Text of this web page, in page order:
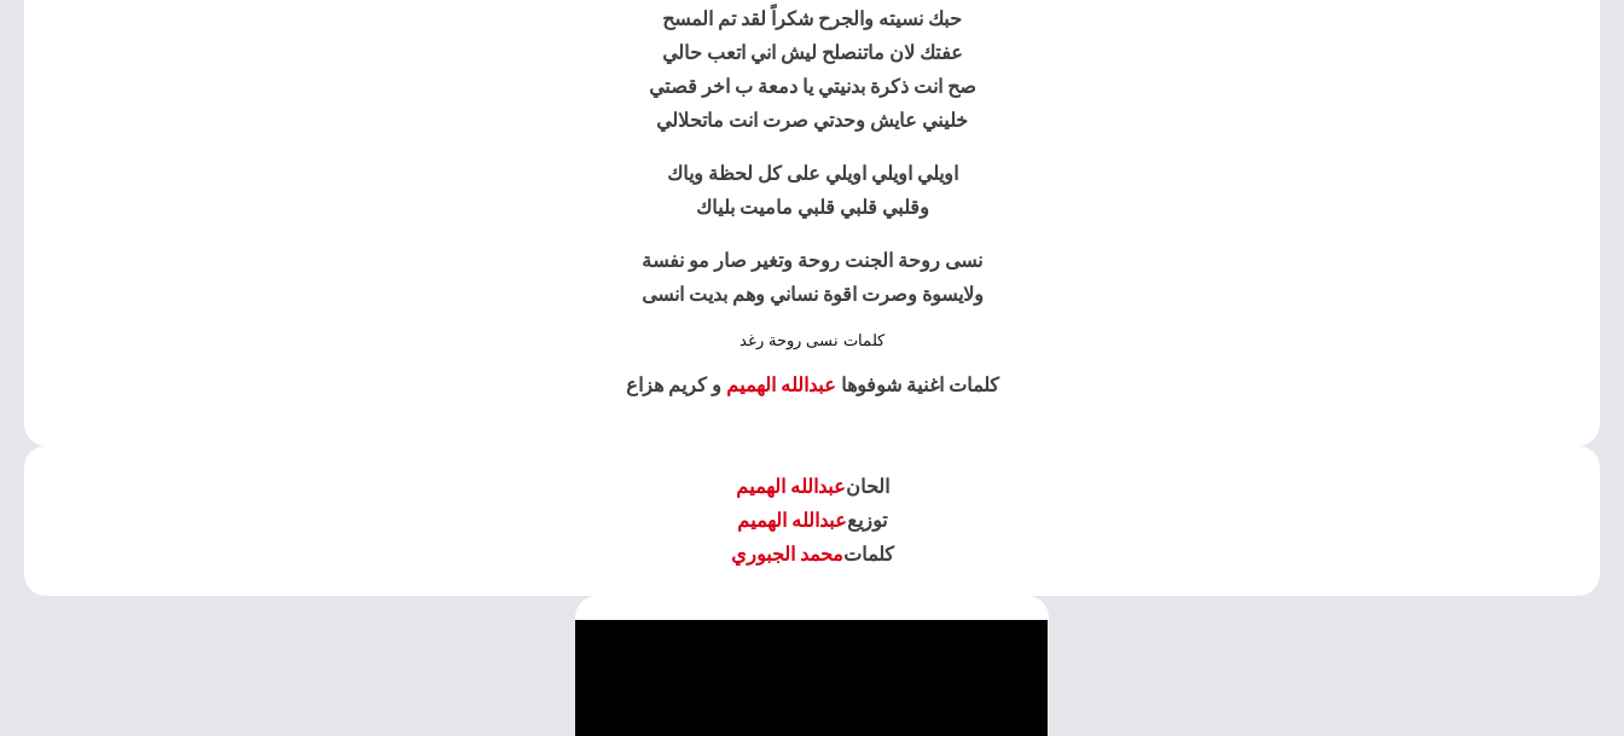
حبك نسيته والجرح شكراً لقد تم المسح
عفتك لان ماتنصلح ليش اني اتعب حالي
صح انت ذكرة بدنيتي يا دمعة ب اخر قصتي
خليني عايش وحدتي صرت انت ماتحلالي
اويلي اويلي اويلي على كل لحظة وياك
وقلبي قلبي قلبي ماميت بلياك
نسى روحة الجنت روحة وتغير صار مو نفسة
ولايسوة وصرت اقوة نساني وهم بديت انسى
كلمات نسى روحة رغد
كلمات اغنية شوفوها عبدالله الهميم و كريم هزاع
الحانعبدالله الهميم
توزيععبدالله الهميم
كلماتمحمد الجبوري